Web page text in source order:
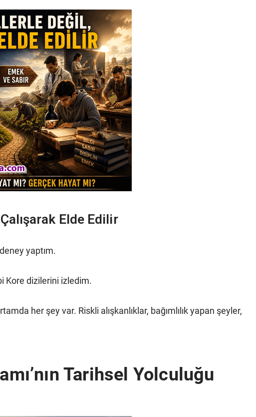
Elde Edilir
yaptım.
Kore dizilerini izledim.
her şey var. Riskli alışkanlıklar, bağımlılık yapan şeyler,
Tarihsel Yolculuğu